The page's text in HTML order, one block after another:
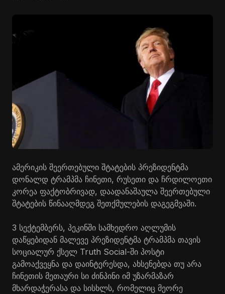
ამერიკის შეერთებული შტატების პრეზიდენტმა
დონალდ ტრამპმა ჩინეთი, რუსეთი და ჩრდილოეთი
კორეა ფაქტობრივად, დაადანაშაულა შეერთებული
შტატების წინააღმდეგ შეთქმულების დაგეგმვაში.
3 სექტემბერს, პეკინში სამხედრო აღლუმის
დაწყებიდან მალევე პრეზიდენტმა ტრამპმა თავის
სოციალურ ქსელ Truth Social-ში პოსტი
გამოაქვეყნა და დაინტერესდა, ახსენებდა თუ არა
ჩინეთის მეთაური სი ძინპინი იმ უზარმაზარ
მხარდაჭერასა და სისხლს, რომელიც მეორე